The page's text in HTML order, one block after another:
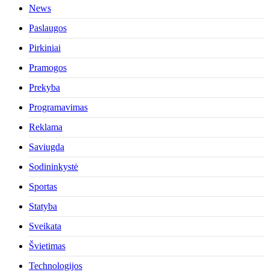
News
Paslaugos
Pirkiniai
Pramogos
Prekyba
Programavimas
Reklama
Saviugda
Sodininkystė
Sportas
Statyba
Sveikata
Švietimas
Technologijos